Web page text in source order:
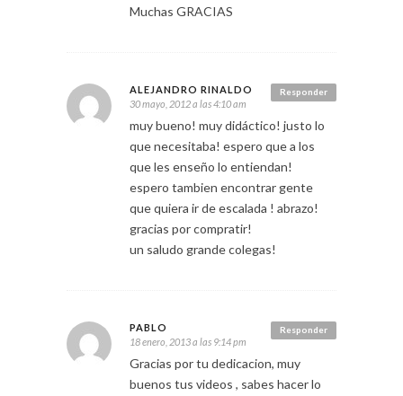
Muchas GRACIAS
Responder
ALEJANDRO RINALDO
30 mayo, 2012 a las 4:10 am
muy bueno! muy didáctico! justo lo
que necesitaba! espero que a los
que les enseño lo entiendan!
espero tambien encontrar gente
que quiera ir de escalada ! abrazo!
gracias por compratir!
un saludo grande colegas!
Responder
PABLO
18 enero, 2013 a las 9:14 pm
Gracias por tu dedicacion, muy
buenos tus videos , sabes hacer lo